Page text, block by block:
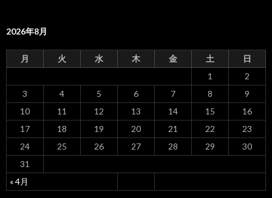
2026年8月
月 火 水 木 金 土 日
« 4月
1
2
3
4 5 6 7 8
9
10
11 12 13 14 15
16
17
18 19 20 21 22
23
24
25 26 27 28 29
30
31